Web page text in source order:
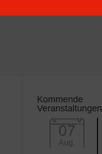
Kommende
Veranstaltungen
07
Aug.